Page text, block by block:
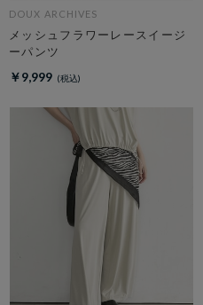
DOUX ARCHIVES
メッシュフラワーレースイージ
ーパンツ
￥9,999